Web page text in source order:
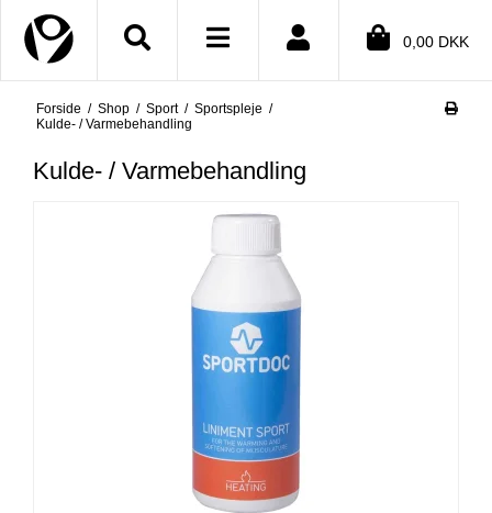
Close menu
(SHOP)
(INFORMATION)
(DIN KONTO)
0,00 DKK
Forside / Shop / Sport / Sportspleje /
Kulde- / Varmebehandling
Kulde- / Varmebehandling